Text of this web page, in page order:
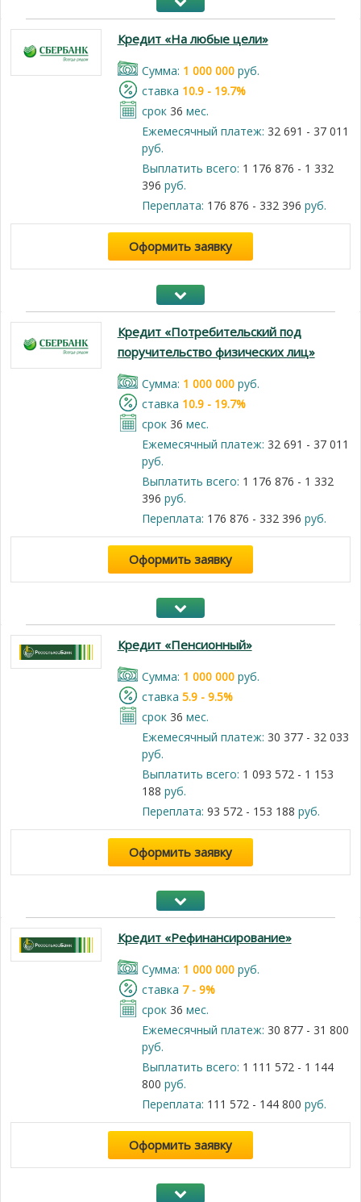
Кредит «На любые цели»
Cумма: 1 000 000руб.
cтавка 10.9 - 19.7%
срок 36 мес.
Ежемесячный платеж: 32 691 - 37 011
руб.
Выплатить всего: 1 176 876 - 1 332
396 руб.
Переплата: 176 876 - 332 396 руб.
Оформить заявку
Кредит «Потребительский под
поручительство физических лиц»
Cумма: 1 000 000руб.
cтавка 10.9 - 19.7%
срок 36 мес.
Ежемесячный платеж: 32 691 - 37 011
руб.
Выплатить всего: 1 176 876 - 1 332
396 руб.
Переплата: 176 876 - 332 396 руб.
Оформить заявку
Кредит «Пенсионный»
Cумма: 1 000 000руб.
cтавка 5.9 - 9.5%
срок 36 мес.
Ежемесячный платеж: 30 377 - 32 033
руб.
Выплатить всего: 1 093 572 - 1 153
188 руб.
Переплата: 93 572 - 153 188 руб.
Оформить заявку
Кредит «Рефинансирование»
Cумма: 1 000 000руб.
cтавка 7 - 9%
срок 36 мес.
Ежемесячный платеж: 30 877 - 31 800
руб.
Выплатить всего: 1 111 572 - 1 144
800 руб.
Переплата: 111 572 - 144 800 руб.
Оформить заявку